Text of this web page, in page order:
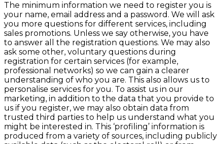
The minimum information we need to register you is
your name, email address and a password. We will ask
you more questions for different services, including
sales promotions. Unless we say otherwise, you have
to answer all the registration questions. We may also
ask some other, voluntary questions during
registration for certain services (for example,
professional networks) so we can gain a clearer
understanding of who you are. This also allows us to
personalise services for you. To assist us in our
marketing, in addition to the data that you provide to
us if you register, we may also obtain data from
trusted third parties to help us understand what you
might be interested in. This ‘profiling’ information is
produced from a variety of sources, including publicly